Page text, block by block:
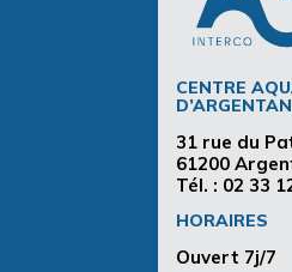
CENTRE
D’ARGENTAN
31 rue du
61200
Tél. : 02 33
HORAIRES
Ouvert 7j/7